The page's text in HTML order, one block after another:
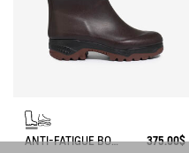
ANTI-FATIGUE BOOT PARCOURS 2.0 ADJUSTABLE LEATHER-LINED 375.00$